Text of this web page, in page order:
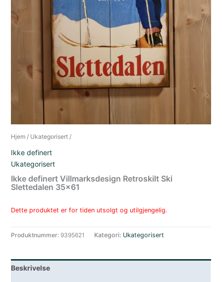
Hjem / Ukategorisert /
Ikke definert
Ukategorisert
Ikke definert Villmarksdesign Retroskilt Ski
Slettedalen 35×61
Dette produktet er for tiden utsolgt og utilgjengelig.
Produktnummer: 9395621 Kategori: Ukategorisert
Beskrivelse